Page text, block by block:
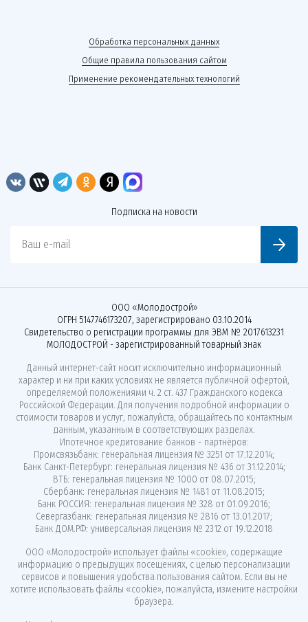
Обработка персональных данных
Общие правила пользования сайтом
Применение рекомендательных технологий
Подписка на новости
Ваш e-mail
ООО «Молодострой»
ОГРН 5147746173207, зарегистрировано 03.10.2014
Свидетельство о регистрации программы для ЭВМ № 2017613231
МОЛОДОСТРОЙ - зарегистрированный товарный знак
Данный интернет-сайт носит исключительно информационный
характер и ни при каких условиях не является публичной офертой,
определяемой положениями ч. 2 ст. 437 Гражданского кодекса
Российской Федерации. Для получения подробной информации о
стоимости товаров и услуг, пожалуйста, обращайтесь по контактным
данным, указанным в соответствующих разделах.
Ипотечное кредитование банков - партнёров:
Промсвязьбанк: генеральная лицензия № 3251 от 17.12.2014;
Банк Санкт-Петербург: генеральная лицензия № 436 от 31.12.2014;
ВТБ: генеральная лицензия № 1000 от 08.07.2015;
Сбербанк: генеральная лицензия № 1481 от 11.08.2015;
Банк РОССИЯ: генеральная лицензия № 328 от 01.09.2016;
Севергазбанк: генеральная лицензия № 2816 от 13.01.2017;
Банк ДОМ.РФ: универсальная лицензия № 2312 от 19.12.2018
ООО «Молодострой» использует файлы «cookie», содержащие
информацию о предыдущих посещениях, с целью персонализации
сервисов и повышения удобства пользования сайтом. Если вы не
хотите использовать файлы «cookie», пожалуйста, измените настройки
браузера.